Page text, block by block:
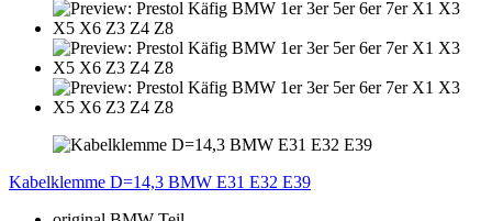
Kabelklemme D=14,3 BMW E31 E32 E39